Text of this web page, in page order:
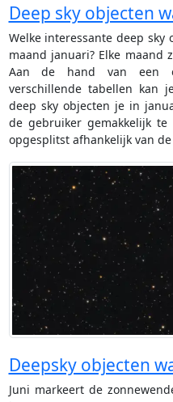
Deep sky objecten
Welke interessante deep
maand januari? Elke maand
Aan de hand van een
verschillende tabellen kan
deep sky objecten je in
de gebruiker gemakkelijk
opgesplitst afhankelijk van
Deepsky objecten
Juni markeert de